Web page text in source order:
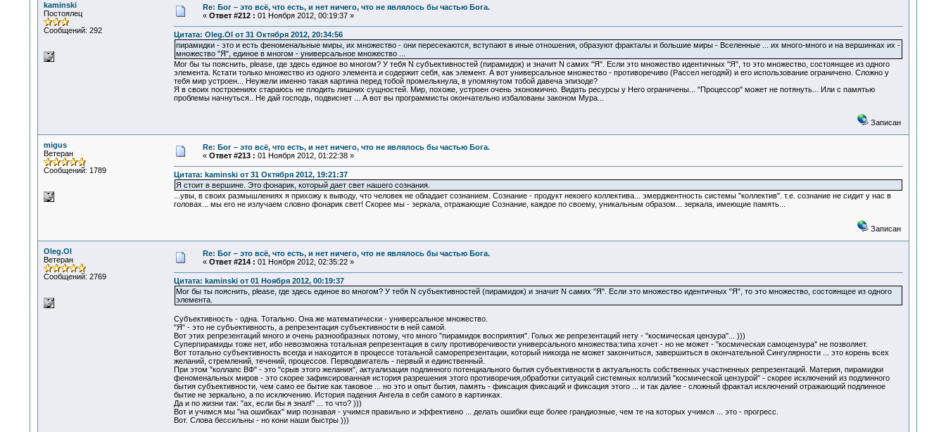
kaminski
Постоялец
Сообщений: 292
Re: Бог – это всё, что есть, и нет ничего, что не являлось бы частью Бога.
« Ответ #212 : 01 Ноября 2012, 00:19:37 »
Цитата: Oleg.Ol от 31 Октября 2012, 20:34:56
пирамидки - это и есть феноменальные миры, их множество - они пересекаются, вступают в иные отношения, образуют фракталы и большие миры - Вселенные ... их много-много и на вершинках их -
множество "Я", единое в многом - универсальное множество ...
Мог бы ты пояснить, please, где здесь единое во многом? У тебя N субъективностей (пирамидок) и значит N самих "Я". Если это множество идентичных "Я", то это множество, состоянщее из одного
элемента. Кстати только множество из одного элемента и содержит себя, как элемент. А вот универсальное множество - противоречиво (Рассел негодяй) и его использование ограничено. Сложно у
тебя мир устроен... Неужели именно такая картина перед тобой промелькнула, в упомянутом тобой давеча эпизоде?
Я в своих построениях стараюсь не плодить лишних сущностей. Мир, похоже, устроен очень экономично. Видать ресурсы у Него ограничены... "Процессор" может не потянуть... Или с памятью
проблемы начнуться.. Не дай господь, подвиснет ... А вот вы программисты окончательно избалованы законом Мура...
Записан
migus
Ветеран
Сообщений: 1789
Re: Бог – это всё, что есть, и нет ничего, что не являлось бы частью Бога.
« Ответ #213 : 01 Ноября 2012, 01:22:38 »
Цитата: kaminski от 31 Октября 2012, 19:21:37
Я стоит в вершине. Это фонарик, который дает свет нашего сознания.
...увы, в своих размышлениях я прихожу к выводу, что человек не обладает сознанием. Сознание - продукт некоего коллектива... эмерджентность системы "коллектив". т.е. сознание не сидит у нас в
головах... мы его не излучаем словно фонарик свет! Скорее мы - зеркала, отражающие Сознание, каждое по своему, уникальным образом... зеркала, имеющие память...
Записан
Oleg.Ol
Ветеран
Сообщений: 2769
Re: Бог – это всё, что есть, и нет ничего, что не являлось бы частью Бога.
« Ответ #214 : 01 Ноября 2012, 02:35:22 »
Цитата: kaminski от 01 Ноября 2012, 00:19:37
Мог бы ты пояснить, please, где здесь единое во многом? У тебя N субъективностей (пирамидок) и значит N самих "Я". Если это множество идентичных "Я", то это множество, состоянщее из одного
элемента.
Субъективность - одна. Тотально. Она же математически - универсальное множество.
"Я" - это не субъективность, а репрезентация субъективности в ней самой.
Вот этих репрезентаций много и очень разнообразных потому, что много "пирамидок восприятия". Голых же репрезентаций нету - "космическая цензура"... )))
Суперпирамиды тоже нет, ибо невозможна тотальная репрезентация в силу противоречивости универсального множества:типа хочет - но не может - "космическая самоцензура" не позволяет.
Вот тотально субъективность всегда и находится в процессе тотальной саморепрезентации, который никогда не может закончиться, завершиться в окончательной Сингулярности ... это корень всех
желаний, стремлений, течений, процессов. Перводвигатель - первый и единственный.
При этом "коллапс ВФ" - это "срыв этого желания", актуализация подлинного потенциального бытия субъективности в актуальность собственных участненных репрезентаций. Материя, пирамидки
феноменальных миров - это скорее зафиксированная история разрешения этого противоречия,обработки ситуаций системных коллизий "космической цензурой" - скорее исключений из подлинного
бытия субъективности, чем само ее бытие как таковое ... но это и опыт бытия, память - фиксация фиксаций и фиксация этого ... и так далее - сложный фрактал исключений отражающий подлинное
бытие не зеркально, а по исключению. История падения Ангела в себя самого в картинках.
Да и по жизни так: "ах, если бы я знал!" ... то что? )))
Вот и учимся мы "на ошибках" мир познавая - учимся правильно и эффективно ... делать ошибки еще более грандиозные, чем те на которых учимся ... это - прогресс.
Вот. Слова бессильны - но кони наши быстры )))